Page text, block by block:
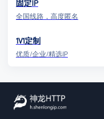
固定IP
全国线路，高度匿名
1V1定制
优质/企业/精选IP